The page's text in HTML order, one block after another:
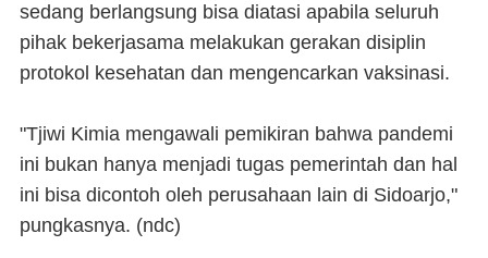
sedang berlangsung bisa diatasi apabila seluruh
pihak bekerjasama melakukan gerakan disiplin
protokol kesehatan dan mengencarkan vaksinasi.
"Tjiwi Kimia mengawali pemikiran bahwa pandemi
ini bukan hanya menjadi tugas pemerintah dan hal
ini bisa dicontoh oleh perusahaan lain di Sidoarjo,"
pungkasnya. (ndc)